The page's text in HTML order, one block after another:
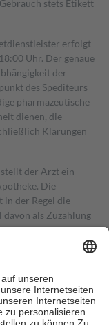
stets Etikett
erfolgt
Uhr. Der genaue
der
des Spediteurs
pharmazeutische
dienen, die
Klärungen
der Arzt ein
Die
der Regel die
als Zuzahlung
Höhe von zehn
als die tatsächlichen
Apotheken.
beträgt die